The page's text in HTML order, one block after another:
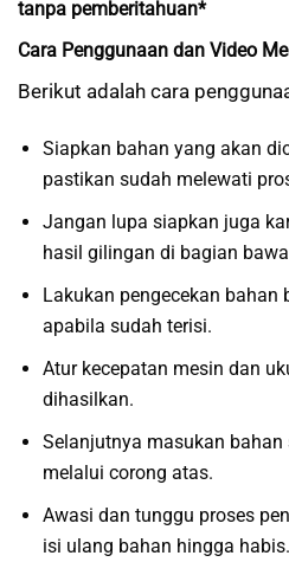
tanpa pemberitahuan*
Cara Penggunaan dan Video
Berikut adalah cara
Siapkan bahan yang akan
pastikan sudah melewati
Jangan lupa siapkan juga
hasil gilingan di bagian
Lakukan pengecekan bahan
apabila sudah terisi.
Atur kecepatan mesin dan
dihasilkan.
Selanjutnya masukan bahan
melalui corong atas.
Awasi dan tunggu proses
isi ulang bahan hingga habis.